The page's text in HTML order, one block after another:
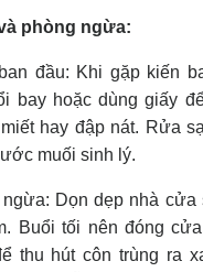
phòng ngừa:
đầu: Khi gặp kiến
bay hoặc dùng giấy
hay đập nát. Rửa
muối sinh lý.
ngừa: Dọn dẹp nhà cửa
Buổi tối nên đóng
thu hút côn trùng ra